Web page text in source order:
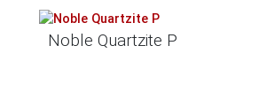
Noble Quartzite P